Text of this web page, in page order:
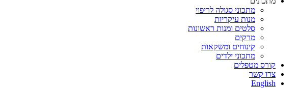
מתכוני סגולה לריפוי
מנות עיקריות
סלטים ומנות ראשונות
מרקים
קינוחים ומשקאות
מתכוני ילדים
קורס מטפלים
צרו קשר
English